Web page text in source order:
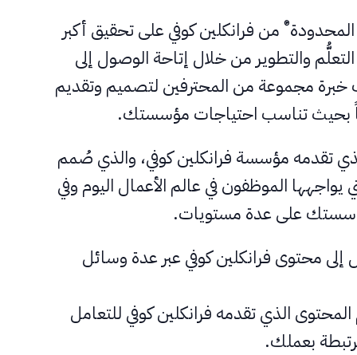
® من فرانكلين كوفي على تحقيق أكبر
والتطوير من خلال إتاحة الوصول إلى
خبرة مجموعة من المحترفين لتصميم وتقديم
تناسب احتياجات مؤسستك.
تقدمه مؤسسة فرانكلين كوفي، والذي صُمم
يواجهها الموظفون في عالم الأعمال اليوم وفي
على عدة مستويات.
محتوى فرانكلين كوفي عبر عدة وسائل
الذي تقدمه فرانكلين كوفي للتعامل
بعملك.